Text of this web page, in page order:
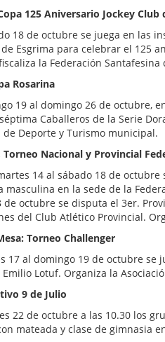
125 Aniversario Jockey Club
18 de octubre se juega en las
Esgrima para celebrar el 125
la Federación Santafesina
Rosarina
19 al domingo 26 de octubre,
Caballeros de la Serie
de Deporte y Turismo municipal.
Torneo Nacional y Provincial
14 al sábado 18 de
masculina en la sede de la
de octubre se disputa el 3er.
del Club Atlético Provincial.
Torneo Challenger
17 al domingo 19 de octubre se
Lotuf. Organiza la
9 de Julio
22 de octubre a las 10.30 los
mateada y clase de gimnasia